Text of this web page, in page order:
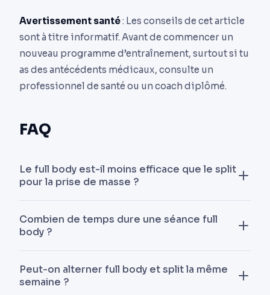
Avertissement santé: Les conseils de cet article
sont à titre informatif. Avant de commencer un
nouveau programme d’entraînement, surtout si tu
as des antécédents médicaux, consulte un
professionnel de santé ou un coach diplômé.
FAQ
Le full body est-il moins efficace que le split
pour la prise de masse ?
équivalent, le full body produit des gains au
confirmés peuvent simplement avoir besoin d’un
Combien de temps dure une séance full
body ?
Au-delà, la qualité d’exécution baisse et le
Peut-on alterner full body et split la même
semaine ?